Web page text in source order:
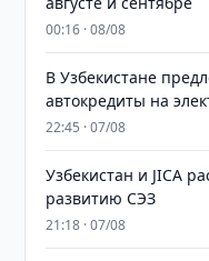
00:16 · 08/08
В Узбекистане
автокредиты на
22:45 · 07/08
Узбекистан и JICA
развитию СЭЗ
21:18 · 07/08